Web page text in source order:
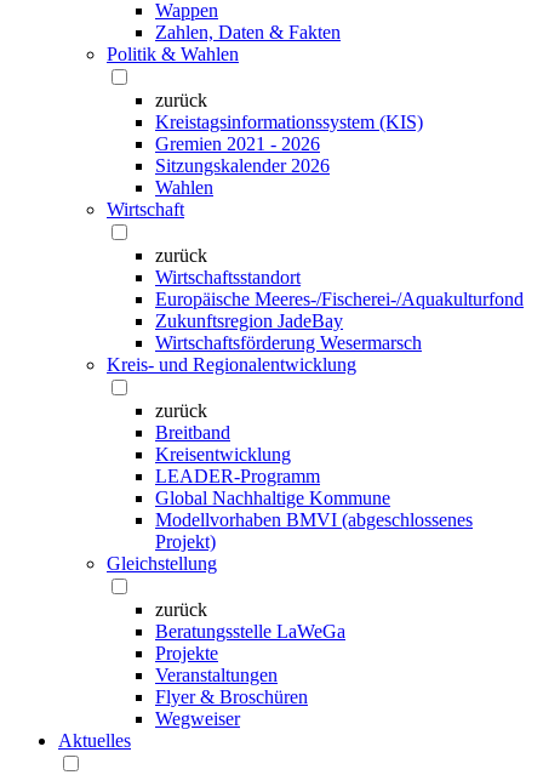
Wappen
Zahlen, Daten & Fakten
Politik & Wahlen
zurück
Kreistagsinformationssystem (KIS)
Gremien 2021 - 2026
Sitzungskalender 2026
Wahlen
Wirtschaft
zurück
Wirtschaftsstandort
Europäische Meeres-/Fischerei-/Aquakulturfond
Zukunftsregion JadeBay
Wirtschaftsförderung Wesermarsch
Kreis- und Regionalentwicklung
zurück
Breitband
Kreisentwicklung
LEADER-Programm
Global Nachhaltige Kommune
Modellvorhaben BMVI (abgeschlossenes
Projekt)
Gleichstellung
zurück
Beratungsstelle LaWeGa
Projekte
Veranstaltungen
Flyer & Broschüren
Wegweiser
Aktuelles